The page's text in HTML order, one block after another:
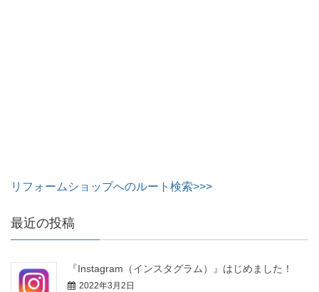
リフォームショップへのルート検索>>>
最近の投稿
『Instagram（インスタグラム）』はじめました！
2022年3月2日